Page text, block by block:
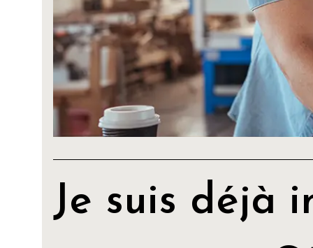
Je suis déjà